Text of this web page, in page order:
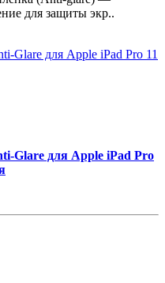
для защиты экр..
Glare для Apple iPad Pro